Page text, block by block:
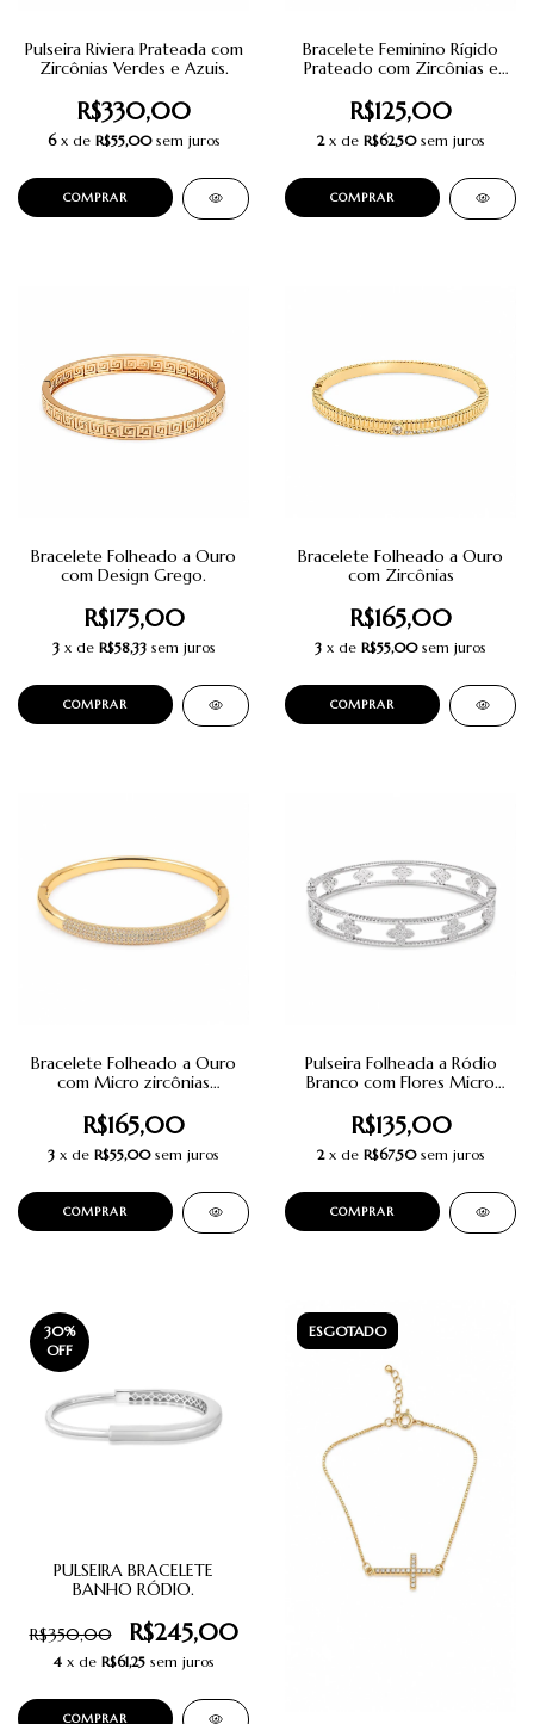
Pulseira Riviera Prateada com
Zircônias Verdes e Azuis.
R$330,00
6 x de R$55,00 sem juros
Bracelete Feminino Rígido
Prateado com Zircônias e
Semijoia Elegante.
R$125,00
2 x de R$62,50 sem juros
Bracelete Folheado a Ouro
com Design Grego.
R$175,00
3 x de R$58,33 sem juros
Bracelete Folheado a Ouro
com Zircônias
R$165,00
3 x de R$55,00 sem juros
Bracelete Folheado a Ouro
com Micro zircônias
R$165,00
3 x de R$55,00 sem juros
Pulseira Folheada a Ródio
Branco com Flores Micro
R$135,00
2 x de R$67,50 sem juros
30%
OFF
PULSEIRA BRACELETE
BANHO RÓDIO.
R$350,00 R$245,00
4 x de R$61,25 sem juros
ESGOTADO